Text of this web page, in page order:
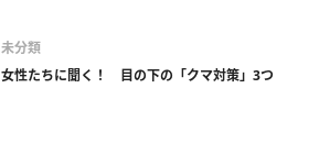
未分類
女性たちに聞く！ 目の下の「クマ対策」3つ